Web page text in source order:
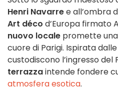
Henri Navarree all’ombra
Art déco d’Europa firmato
nuovo locale promette
cuore di Parigi. Ispirata
custodiscono l’ingresso del
terrazzaintende fondere
atmosfera esotica.